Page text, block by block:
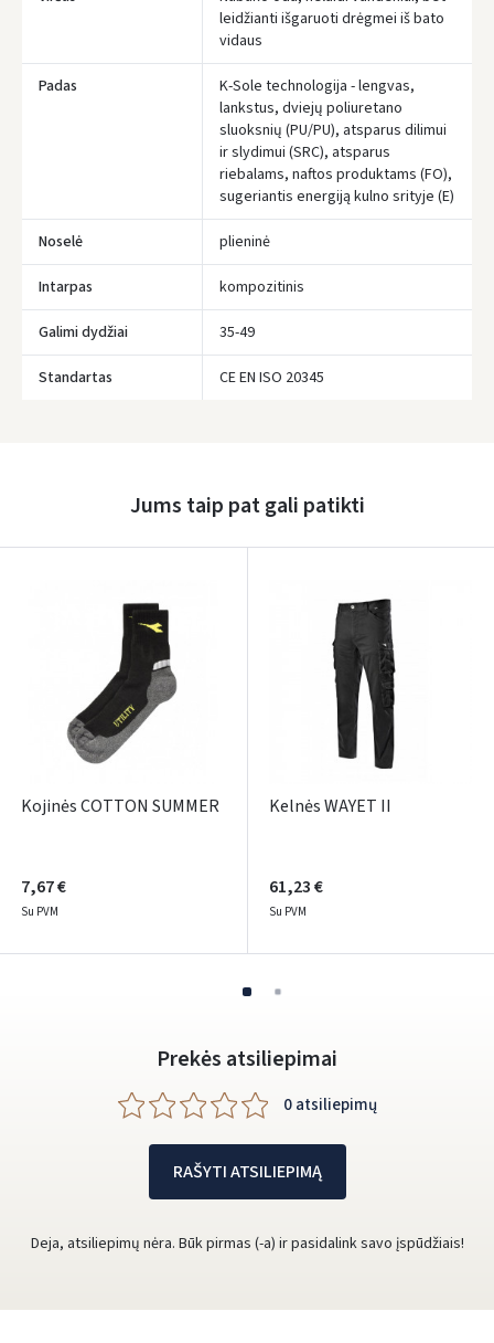
leidžianti išgaruoti drėgmei iš bato
vidaus
Padas
K-Sole technologija - lengvas,
lankstus, dviejų poliuretano
sluoksnių (PU/PU), atsparus dilimui
ir slydimui (SRC), atsparus
riebalams, naftos produktams (FO),
sugeriantis energiją kulno srityje (E)
Noselė plieninė
Intarpas kompozitinis
Galimi dydžiai 35-49
Standartas CE EN ISO 20345
Jums taip pat gali patikti
Kojinės COTTON SUMMER
7,67 €
Su PVM
Kelnės WAYET II
61,23 €
Su PVM
Prekės atsiliepimai
0 atsiliepimų
RAŠYTI ATSILIEPIMĄ
Deja, atsiliepimų nėra. Būk pirmas (-a) ir pasidalink savo įspūdžiais!
Įvertinimas:
Prisijungti
Pamiršote slaptažodį?
ARBA
Facebook
Dar neturite paskyros? Registruokites